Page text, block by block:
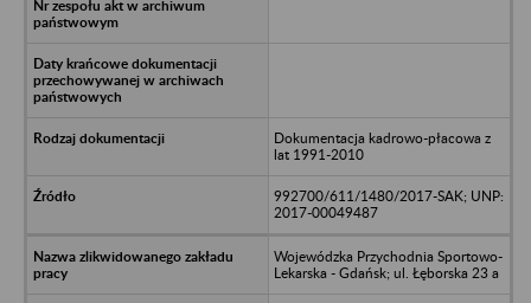
Dokumentacja kadrowo-płacowa z
lat 1991-2010
992700/611/1480/2017-SAK; UNP:
2017-00049487
Wojewódzka Przychodnia Sportowo-
Lekarska - Gdańsk; ul. Łęborska 23 a